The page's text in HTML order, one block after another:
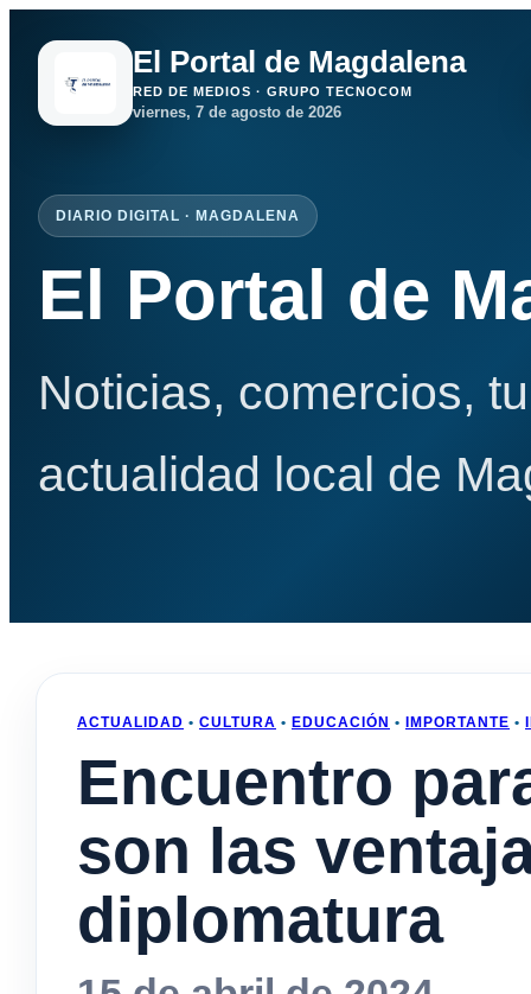
El Portal de Magdalena
RED DE MEDIOS · GRUPO TECNOCOM
viernes, 7 de agosto de 2026
DIARIO DIGITAL · MAGDALENA
El Portal de
Noticias, comercios,
actualidad local de
ACTUALIDAD • CULTURA • EDUCACIÓN • IMPORTANTE •
Encuentro
son las
diplomatura